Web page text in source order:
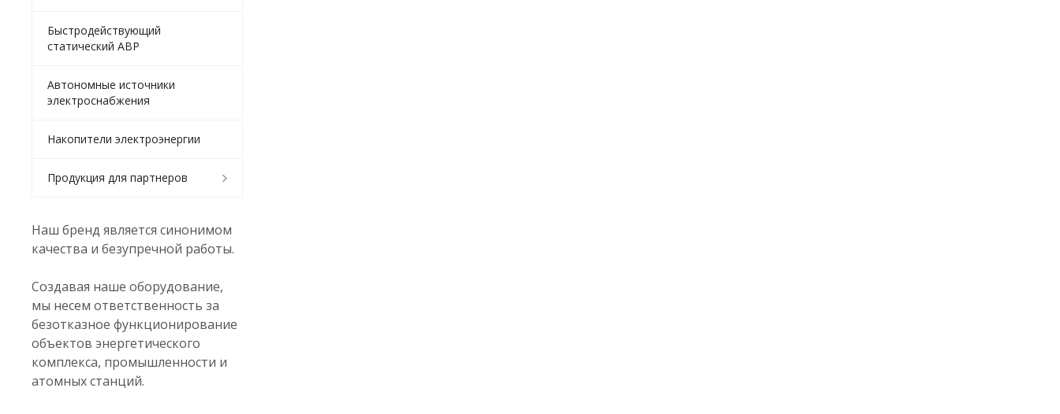
Быстродействующий
статический АВР
Автономные источники
электроснабжения
Накопители электроэнергии
Продукция для партнеров
Наш бренд является синонимом
качества и безупречной работы.
Создавая наше оборудование,
мы несем ответственность за
безотказное функционирование
объектов энергетического
комплекса, промышленности и
атомных станций.